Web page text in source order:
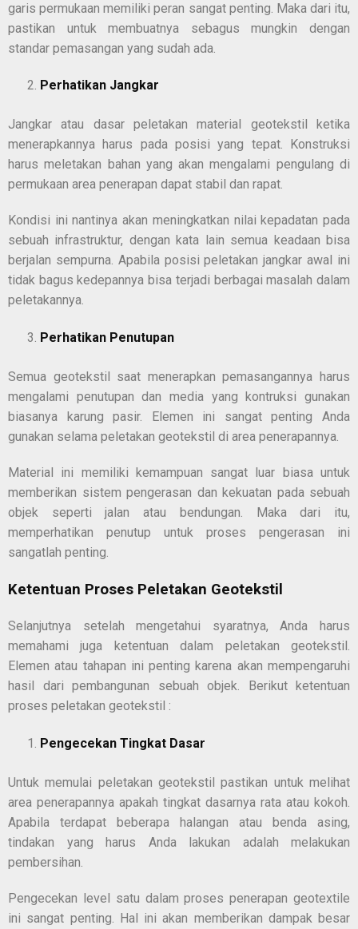
garis permukaan memiliki peran sangat penting. Maka dari itu,
pastikan untuk membuatnya sebagus mungkin dengan
standar pemasangan yang sudah ada.
Perhatikan Jangkar
Jangkar atau dasar peletakan material geotekstil ketika
menerapkannya harus pada posisi yang tepat. Konstruksi
harus meletakan bahan yang akan mengalami pengulang di
permukaan area penerapan dapat stabil dan rapat.
Kondisi ini nantinya akan meningkatkan nilai kepadatan pada
sebuah infrastruktur, dengan kata lain semua keadaan bisa
berjalan sempurna. Apabila posisi peletakan jangkar awal ini
tidak bagus kedepannya bisa terjadi berbagai masalah dalam
peletakannya.
Perhatikan Penutupan
Semua geotekstil saat menerapkan pemasangannya harus
mengalami penutupan dan media yang kontruksi gunakan
biasanya karung pasir. Elemen ini sangat penting Anda
gunakan selama peletakan geotekstil di area penerapannya.
Material ini memiliki kemampuan sangat luar biasa untuk
memberikan sistem pengerasan dan kekuatan pada sebuah
objek seperti jalan atau bendungan. Maka dari itu,
memperhatikan penutup untuk proses pengerasan ini
sangatlah penting.
Ketentuan Proses Peletakan Geotekstil
Selanjutnya setelah mengetahui syaratnya, Anda harus
memahami juga ketentuan dalam peletakan geotekstil.
Elemen atau tahapan ini penting karena akan mempengaruhi
hasil dari pembangunan sebuah objek. Berikut ketentuan
proses peletakan geotekstil :
Pengecekan Tingkat Dasar
Untuk memulai peletakan geotekstil pastikan untuk melihat
area penerapannya apakah tingkat dasarnya rata atau kokoh.
Apabila terdapat beberapa halangan atau benda asing,
tindakan yang harus Anda lakukan adalah melakukan
pembersihan.
Pengecekan level satu dalam proses penerapan geotextile
ini sangat penting. Hal ini akan memberikan dampak besar